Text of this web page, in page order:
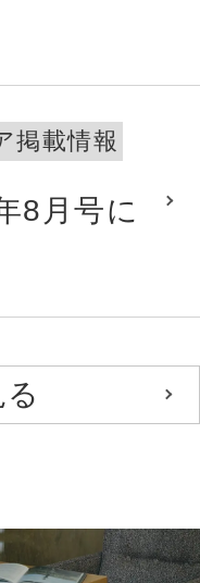
掲載情報
8月号に